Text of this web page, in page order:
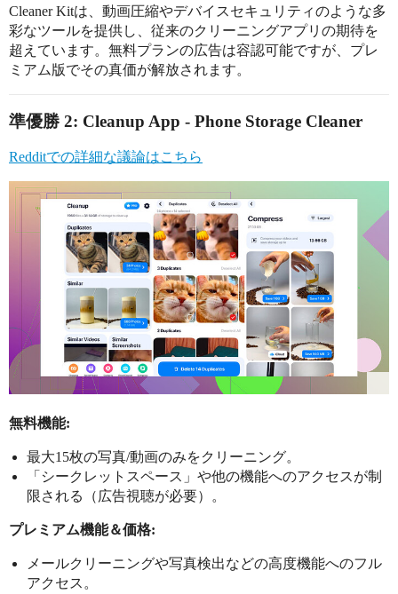
Cleaner Kitは、動画圧縮やデバイスセキュリティのような多
彩なツールを提供し、従来のクリーニングアプリの期待を
超えています。無料プランの広告は容認可能ですが、プレ
ミアム版でその真価が解放されます。
準優勝 2: Cleanup App - Phone Storage Cleaner
Redditでの詳細な議論はこちら
無料機能:
最大15枚の写真/動画のみをクリーニング。
「シークレットスペース」や他の機能へのアクセスが制
限される（広告視聴が必要）。
プレミアム機能＆価格:
メールクリーニングや写真検出などの高度機能へのフル
アクセス。